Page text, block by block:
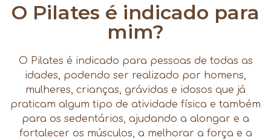
O Pilates é indicado para
mim?
O Pilates é indicado para pessoas de todas as
idades, podendo ser realizado por homens,
mulheres, crianças, grávidas e idosos que já
praticam algum tipo de atividade física e também
para os sedentários, ajudando a alongar e a
fortalecer os músculos, a melhorar a força e a